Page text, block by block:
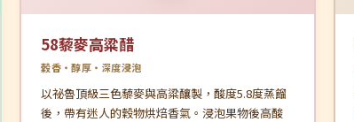
58藜麥高粱醋
穀香・醇厚・深度浸泡
以祕魯頂級三色藜麥與高粱釀製，酸度5.8度蒸餾
後，帶有迷人的穀物烘焙香氣。浸泡果物後高酸